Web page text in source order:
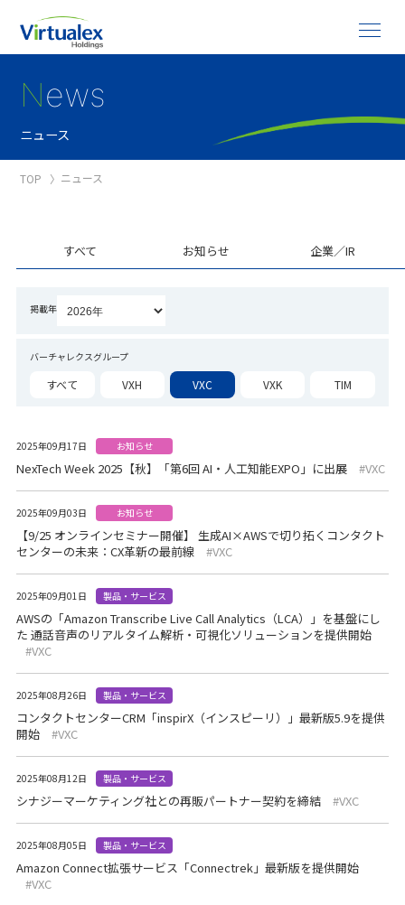
News
ニュース
TOP ニュース
すべて お知らせ 企業／IR
掲載年
バーチャレクスグループ
すべて VXH VXC VXK TIM
2025年09月17日 お知らせ
NexTech Week 2025【秋】「第6回 AI・人工知能EXPO」に出展 VXC
2025年09月03日 お知らせ
【9/25 オンラインセミナー開催】 生成AI×AWSで切り拓くコンタクト
センターの未来：CX革新の最前線
VXC
2025年09月01日 製品・サービス
AWSの「Amazon Transcribe Live Call Analytics（LCA）」を基盤にし
た 通話音声のリアルタイム解析・可視化ソリューションを提供開始
VXC
2025年08月26日 製品・サービス
コンタクトセンターCRM「inspirX（インスピーリ）」最新版5.9を提供
開始
VXC
2025年08月12日 製品・サービス
シナジーマーケティング社との再販パートナー契約を締結 VXC
2025年08月05日 製品・サービス
Amazon Connect拡張サービス「Connectrek」最新版を提供開始
VXC